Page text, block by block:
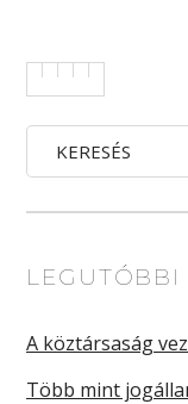
LEGUTÓBBI
A köztársaság
Több mint